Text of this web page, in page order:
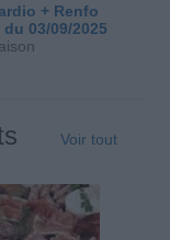
+ Renfo
03/09/2025
Voir tout